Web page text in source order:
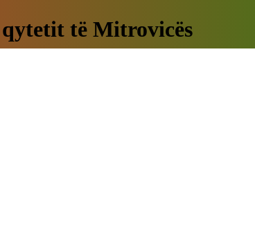
të Mitrovicës